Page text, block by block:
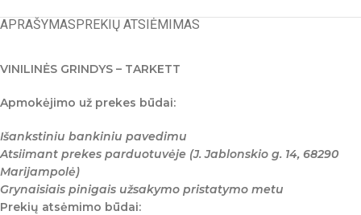
APRAŠYMASPREKIŲ ATSIĖMIMAS
VINILINĖS GRINDYS – TARKETT
Apmokėjimo už prekes būdai:
Išankstiniu bankiniu pavedimu
Atsiimant prekes parduotuvėje (J. Jablonskio g. 14, 68290
Marijampolė)
Grynaisiais pinigais užsakymo pristatymo metu
Prekių atsėmimo būdai: